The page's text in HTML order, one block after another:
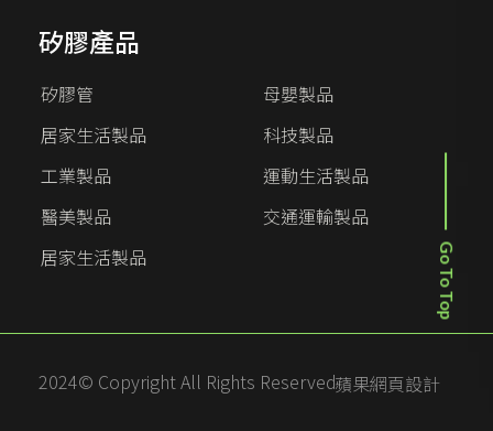
矽膠產品
矽膠管
母嬰製品
居家生活製品
科技製品
工業製品
運動生活製品
醫美製品
交通運輸製品
居家生活製品
2024© Copyright All Rights Reserved蘋果網頁設計
Go To Top